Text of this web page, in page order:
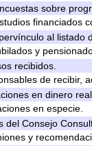
sobre
financiados
al listado
y
recibidos.
de recibir,
en dinero
en especie.
del Consejo
y